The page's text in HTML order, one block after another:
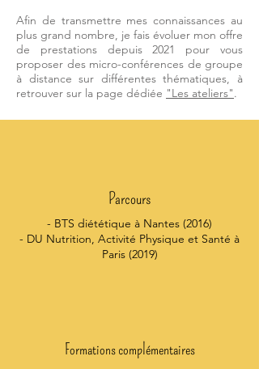
Afin de transmettre mes connaissances au
plus grand nombre, je fais évoluer mon offre
de prestations depuis 2021 pour vous
proposer des micro-conférences de groupe
à distance sur différentes thématiques, à
retrouver sur la page dédiée "Les ateliers".
Parcours
- BTS diététique à Nantes (2016)
- DU Nutrition, Activité Physique et Santé à
Paris (2019)
Formations complémentaires